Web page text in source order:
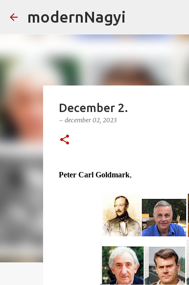
modernNagyi
December 2.
– december 02, 2023
Peter Carl Goldmark,